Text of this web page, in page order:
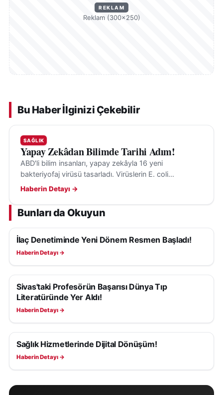
REKLAM
Reklam (300×250)
Bu Haber İlginizi Çekebilir
SAĞLIK
Yapay Zekâdan Bilimde Tarihi Adım!
ABD'li bilim insanları, yapay zekâyla 16 yeni
bakteriyofaj virüsü tasarladı. Virüslerin E. coli
bakterilerini hedef aldığı ve insanlara tehdit
Haberin Detayı →
Bunları da Okuyun
SAĞLIK
İlaç Denetiminde Yeni Dönem Resmen Başladı!
Haberin Detayı →
SAĞLIK
Sivas'taki Profesörün Başarısı Dünya Tıp
Literatüründe Yer Aldı!
Haberin Detayı →
SAĞLIK
Sağlık Hizmetlerinde Dijital Dönüşüm!
Haberin Detayı →